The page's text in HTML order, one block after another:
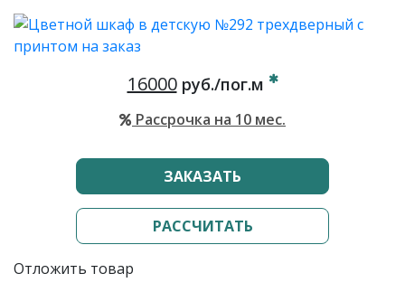
16000руб./пог.м
Рассрочка на 10 мес.
ЗАКАЗАТЬ
РАССЧИТАТЬ
Отложить товар